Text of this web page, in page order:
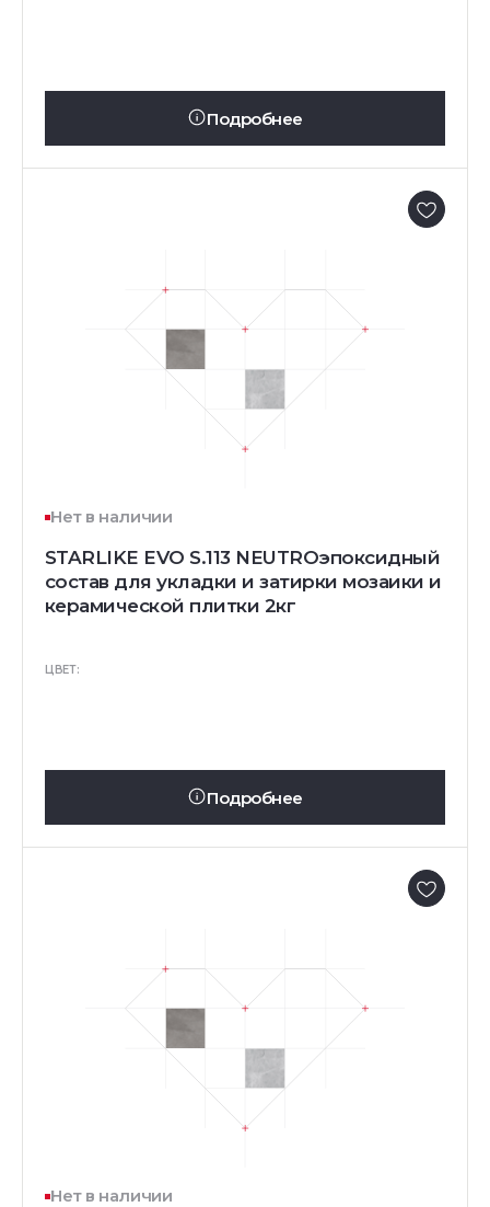
Подробнее
Нет в наличии
STARLIKE EVO S.113 NEUTROэпоксидный
состав для укладки и затирки мозаики и
керамической плитки 2кг
ЦВЕТ:
Подробнее
Нет в наличии